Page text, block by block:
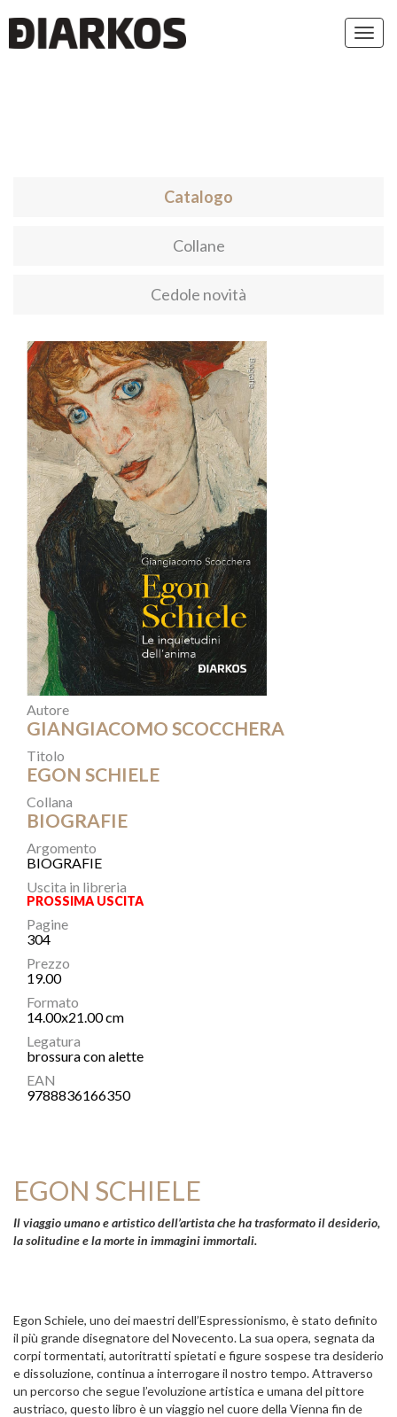
Catalogo
Collane
Cedole novità
Autore
GIANGIACOMO SCOCCHERA
Titolo
EGON SCHIELE
Collana
BIOGRAFIE
Argomento
BIOGRAFIE
Uscita in libreria
PROSSIMA USCITA
Pagine
304
Prezzo
19.00
Formato
14.00x21.00 cm
Legatura
brossura con alette
EAN
9788836166350
EGON SCHIELE
Il viaggio umano e artistico dell’artista che ha trasformato il desiderio,
la solitudine e la morte in immagini immortali.
Egon Schiele, uno dei maestri dell’Espressionismo, è stato definito
il più grande disegnatore del Novecento. La sua opera, segnata da
corpi tormentati, autoritratti spietati e figure sospese tra desiderio
e dissoluzione, continua a interrogare il nostro tempo. Attraverso
un percorso che segue l’evoluzione artistica e umana del pittore
austriaco, questo libro è un viaggio nel cuore della Vienna fin de